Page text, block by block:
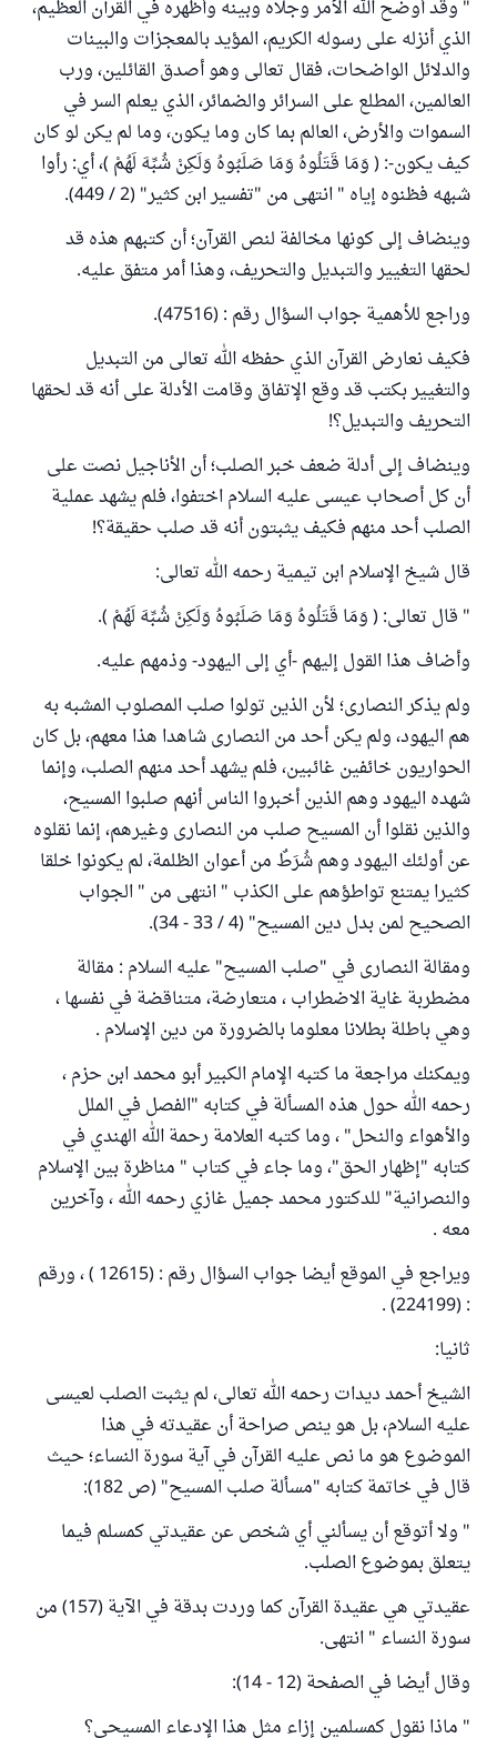
" وقد أوضح الله الأمر وجلاه وبينه وأظهره في القرآن العظيم،
الذي أنزله على رسوله الكريم، المؤيد بالمعجزات والبينات
والدلائل الواضحات، فقال تعالى وهو أصدق القائلين، ورب
العالمين، المطلع على السرائر والضمائر، الذي يعلم السر في
السموات والأرض، العالم بما كان وما يكون، وما لم يكن لو كان
كيف يكون-: ( وَمَا قَتَلُوهُ وَمَا صَلَبُوهُ وَلَكِنْ شُبِّهَ لَهُمْ )، أي: رأوا
شبهه فظنوه إياه " انتهى من "تفسير ابن كثير" (2 / 449).
وينضاف إلى كونها مخالفة لنص القرآن؛ أن كتبهم هذه قد
لحقها التغيير والتبديل والتحريف، وهذا أمر متفق عليه.
وراجع للأهمية جواب السؤال رقم : (47516).
فكيف نعارض القرآن الذي حفظه الله تعالى من التبديل
والتغيير بكتب قد وقع الإتفاق وقامت الأدلة على أنه قد لحقها
التحريف والتبديل؟!
وينضاف إلى أدلة ضعف خبر الصلب؛ أن الأناجيل نصت على
أن كل أصحاب عيسى عليه السلام اختفوا، فلم يشهد عملية
الصلب أحد منهم فكيف يثبتون أنه قد صلب حقيقة؟!
قال شيخ الإسلام ابن تيمية رحمه الله تعالى:
" قال تعالى: ( وَمَا قَتَلُوهُ وَمَا صَلَبُوهُ وَلَكِنْ شُبِّهَ لَهُمْ ).
وأضاف هذا القول إليهم -أي إلى اليهود- وذمهم عليه.
ولم يذكر النصارى؛ لأن الذين تولوا صلب المصلوب المشبه به
هم اليهود، ولم يكن أحد من النصارى شاهدا هذا معهم، بل كان
الحواريون خائفين غائبين، فلم يشهد أحد منهم الصلب، وإنما
شهده اليهود وهم الذين أخبروا الناس أنهم صلبوا المسيح،
والذين نقلوا أن المسيح صلب من النصارى وغيرهم، إنما نقلوه
عن أولئك اليهود وهم شُرَطٌ من أعوان الظلمة، لم يكونوا خلقا
كثيرا يمتنع تواطؤهم على الكذب " انتهى من " الجواب
الصحيح لمن بدل دين المسيح" (4 / 33 - 34).
ومقالة النصارى في "صلب المسيح" عليه السلام : مقالة
مضطربة غاية الاضطراب ، متعارضة، متناقضة في نفسها ،
وهي باطلة بطلانا معلوما بالضرورة من دين الإسلام .
ويمكنك مراجعة ما كتبه الإمام الكبير أبو محمد ابن حزم ،
رحمه الله حول هذه المسألة في كتابه "الفصل في الملل
والأهواء والنحل" ، وما كتبه العلامة رحمة الله الهندي في
كتابه "إظهار الحق"، وما جاء في كتاب " مناظرة بين الإسلام
والنصرانية" للدكتور محمد جميل غازي رحمه الله ، وآخرين
معه .
ويراجع في الموقع أيضا جواب السؤال رقم : (12615 ) ، ورقم
: (224199) .
ثانيا:
الشيخ أحمد ديدات رحمه الله تعالى، لم يثبت الصلب لعيسى
عليه السلام، بل هو ينص صراحة أن عقيدته في هذا
الموضوع هو ما نص عليه القرآن في آية سورة النساء؛ حيث
قال في خاتمة كتابه "مسألة صلب المسيح" (ص 182):
" ولا أتوقع أن يسألني أي شخص عن عقيدتي كمسلم فيما
يتعلق بموضوع الصلب.
عقيدتي هي عقيدة القرآن كما وردت بدقة في الآية (157) من
سورة النساء " انتهى.
وقال أيضا في الصفحة (12 - 14):
" ماذا نقول كمسلمين إزاء مثل هذا الإدعاء المسيحي؟